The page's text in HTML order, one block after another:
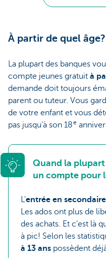
À partir de quel âge?
La plupart des banques
compte jeunes gratuit à
demande doit toujours
parent ou tuteur. Vous
de votre enfant et vous
pas jusqu'à son 18e
Quand la
un compte pour
L'entrée en secondaire
Les ados ont plus de
des achats. Et c'est là
à pic! Selon les
à 13 ans possèdent